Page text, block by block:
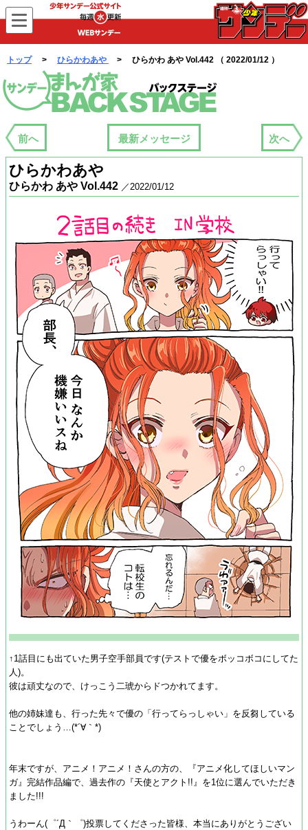
WEBサンデー
トップ> ひらかわあや > ひらかわ あや Vol.442 （ 2022/01/12 ）
まんが家バックステージ
前へ 最新メッセージ 次へ
ひらかわあや
ひらかわ あや Vol.442 ／2022/01/12
↑1話目にも出ていた男子空手部員です(テストで優をボッコボコにしてた
人)。
彼は頑丈なので、けっこう二琥からドつかれてます。
他の姉妹達も、行った先々で優の「行ってらっしゃい」を反芻している
ことでしょう…(*´∀｀*)
年末ですが、アニメ！アニメ！さんの方の、『アニメ化してほしいマン
ガ』完結作品編で、過去作の『天使とアクト!!』を1位に選んでいただき
ました!!!
うわーん(゜´Д｀゜)投票してくださった皆様、本当にありがとうござい